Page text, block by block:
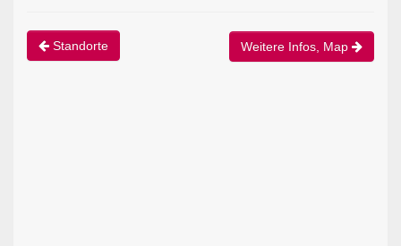
Standorte Weitere Infos, Map